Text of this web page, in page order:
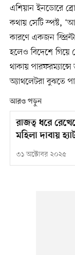
এশিয়ান ইনডোরে
কথায় সেটি স্পষ্ট,
কারণে একজন
হলেও বিদেশে গিয়ে
থাকায়
অ্যাথলেটরা বুঝতে
আরও পড়ুন
রাজত্ব ধরে
মহিলা দাবায়
৩১ অক্টোবর ২০২৫